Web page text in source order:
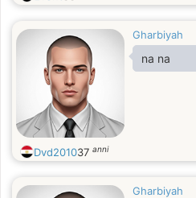
Gharbiyah
na na
Dvd201037 anni
Gharbiyah